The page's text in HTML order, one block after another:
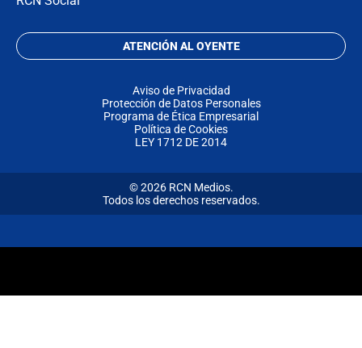
ATENCIÓN AL OYENTE
Aviso de Privacidad
Protección de Datos Personales
Programa de Ética Empresarial
Política de Cookies
LEY 1712 DE 2014
© 2026 RCN Medios.
Todos los derechos reservados.